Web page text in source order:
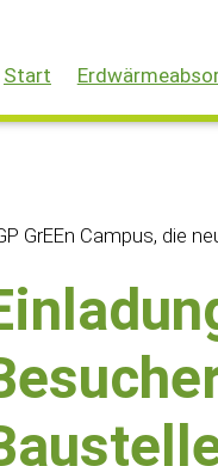
Start
GrEEn Campus, die